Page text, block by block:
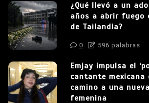
¿Qué llevó a un
años a abrir fuego
de Tailandia?
0 596 palabras
Emjay impulsa el
cantante mexicana
camino a una
femenina